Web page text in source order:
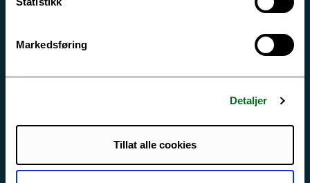
Markedsføring
Detaljer
Tillat alle cookies
Driftsmeldinger
Sikkerhet, beredskap og personvern
Tilgjengelighetserklæring